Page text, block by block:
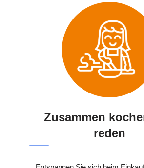
Zusammen
reden